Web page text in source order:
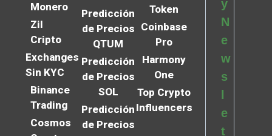
Monero
Zil
Cripto
Exchanges
Sin KYC
Binance
Trading
Cosmos
Predicción
de Precios
QTUM
Predicción
de Precios
SOL
Predicción
de Precios
Token
Coinbase
Pro
Harmony
One
Top Crypto
Influencers
y
N
e
w
s
e
t